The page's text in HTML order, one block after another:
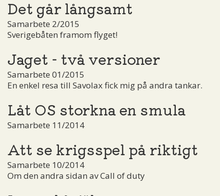
Det går långsamt
Samarbete 2/2015
Sverigebåten framom flyget!
Jaget - två versioner
Samarbete 01/2015
En enkel resa till Savolax fick mig på andra tankar.
Låt OS storkna en smula
Samarbete 11/2014
Att se krigsspel på riktigt
Samarbete 10/2014
Om den andra sidan av Call of duty